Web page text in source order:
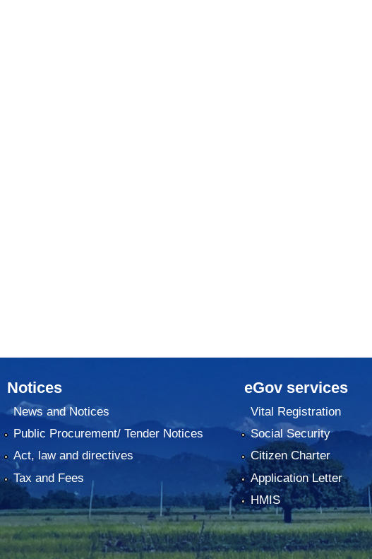
Notices
News and Notices
Public Procurement/ Tender Notices
Act, law and directives
Tax and Fees
eGov services
Vital Registration
Social Security
Citizen Charter
Application Letter
HMIS